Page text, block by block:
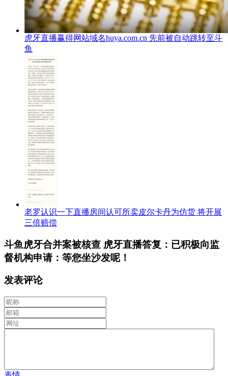
虎牙直播赢得网站域名huya.com.cn 先前被自动跳转至斗
鱼
老罗认识一下直播房间认可所卖皮尔卡丹为仿货 将开展
三倍赔偿
斗鱼虎牙合并案被核查 虎牙直播答复：已积极向监
督机构申请：等您坐沙发呢！
发表评论